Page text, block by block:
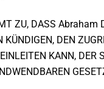
ZU, DASS Abraham
DEN
KANN,